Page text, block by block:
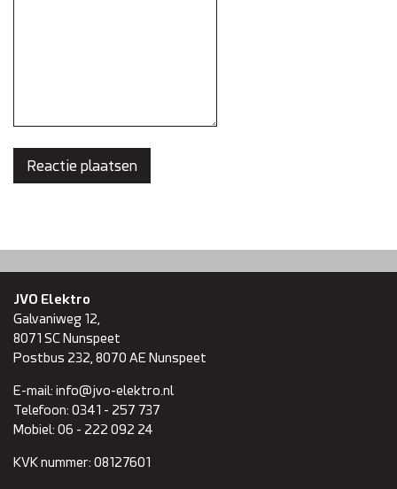
JVO Elektro
Galvaniweg 12,
8071 SCNunspeet
Postbus 232, 8070 AE Nunspeet
E-mail: info@jvo-elektro.nl
Telefoon: 0341 - 257 737
Mobiel: 06 - 222 092 24
KVK nummer: 08127601